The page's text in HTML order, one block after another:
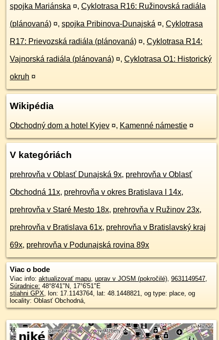
spojka Mariánska ¤, Cyklotrasa R16: Ružinovská radiála
(plánovaná) ¤, spojka Pribinova-Dunajská ¤, Cyklotrasa
R17: Prievozská radiála (plánovaná) ¤, Cyklotrasa R14:
Vajnorská radiála (plánovaná) ¤, Cyklotrasa O1: Historický
okruh ¤
Wikipédia
Obchodný dom a hotel Kyjev ¤, Kamenné námestie ¤
V kategóriách
prehrovňa v Oblasť Dunajská 9x, prehrovňa v Oblasť
Obchodná 11x, prehrovňa v okres Bratislava I 14x,
prehrovňa v Staré Mesto 18x, prehrovňa v Ružinov 23x,
prehrovňa v Bratislava 61x, prehrovňa v Bratislavský kraj
69x, prehrovňa v Podunajská rovina 89x
Viac o bode
Viac info: aktualizovať mapu, uprav v JOSM (pokročilé), 9631149547,
Súradnice: 48°8'41"N, 17°6'51"E
stiahni GPX, lon: 17.1143764, lat: 48.1448821, og type: place, og
locality: Oblasť Obchodná,